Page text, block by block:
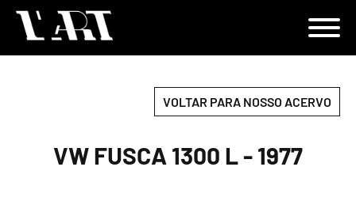
VOLTAR PARA NOSSO ACERVO
VW FUSCA 1300 L - 1977